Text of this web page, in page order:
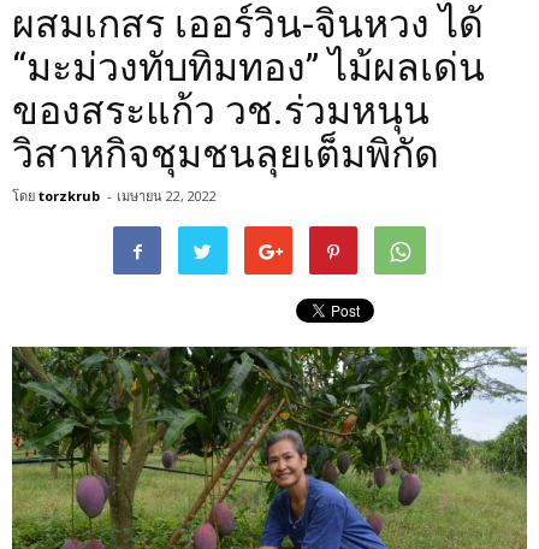
ผสมเกสร เออร์วิน-จินหวง ได้
“มะม่วงทับทิมทอง” ไม้ผลเด่น
ของสระแก้ว วช.ร่วมหนุน
วิสาหกิจชุมชนลุยเต็มพิกัด
โดย torzkrub - เมษายน 22, 2022